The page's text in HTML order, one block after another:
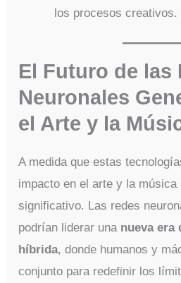
los procesos creativos.
El Futuro de las
Neuronales
el Arte y la
A medida que estas
impacto en el arte y la música
significativo. Las redes
podrían liderar una nueva era
híbrida, donde humanos y
conjunto para redefinir los